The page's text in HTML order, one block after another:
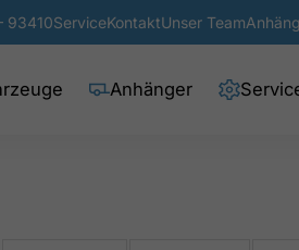
93410ServiceKontaktUnser Team
Anhänger